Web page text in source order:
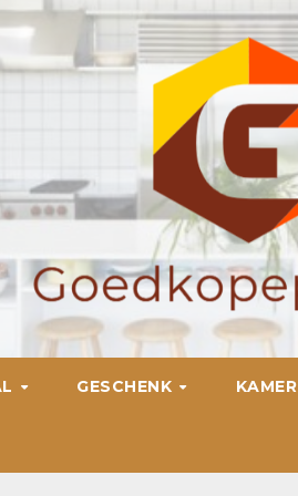
GESCHENK KAMER